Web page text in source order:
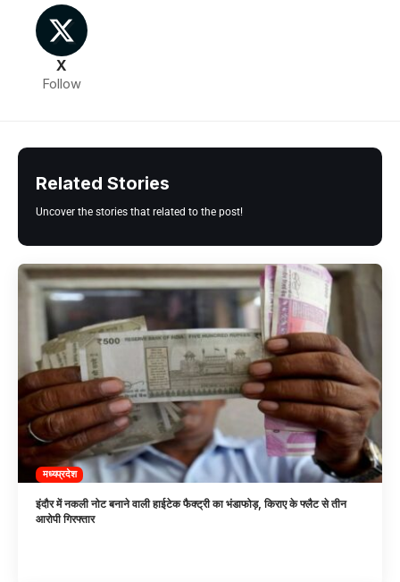
X
Follow
Related Stories
Uncover the stories that related to the post!
मध्यप्रदेश
इंदौर में नकली नोट बनाने वाली हाईटेक फैक्ट्री का भंडाफोड़, किराए के फ्लैट से तीन
आरोपी गिरफ्तार